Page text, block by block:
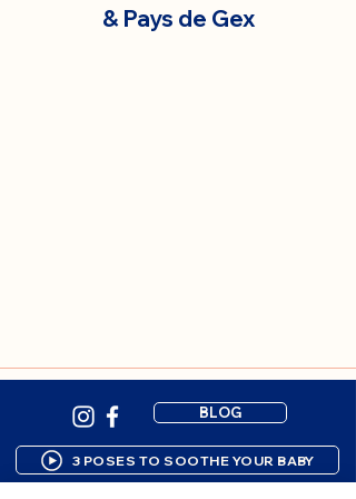
& Pays de Gex
BLOG
3 POSES TO SOOTHE YOUR BABY